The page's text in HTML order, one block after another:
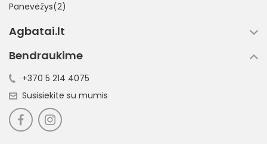
Panevėžys(2)
Agbatai.lt
Bendraukime
+370 5 214 4075
Susisiekite su mumis